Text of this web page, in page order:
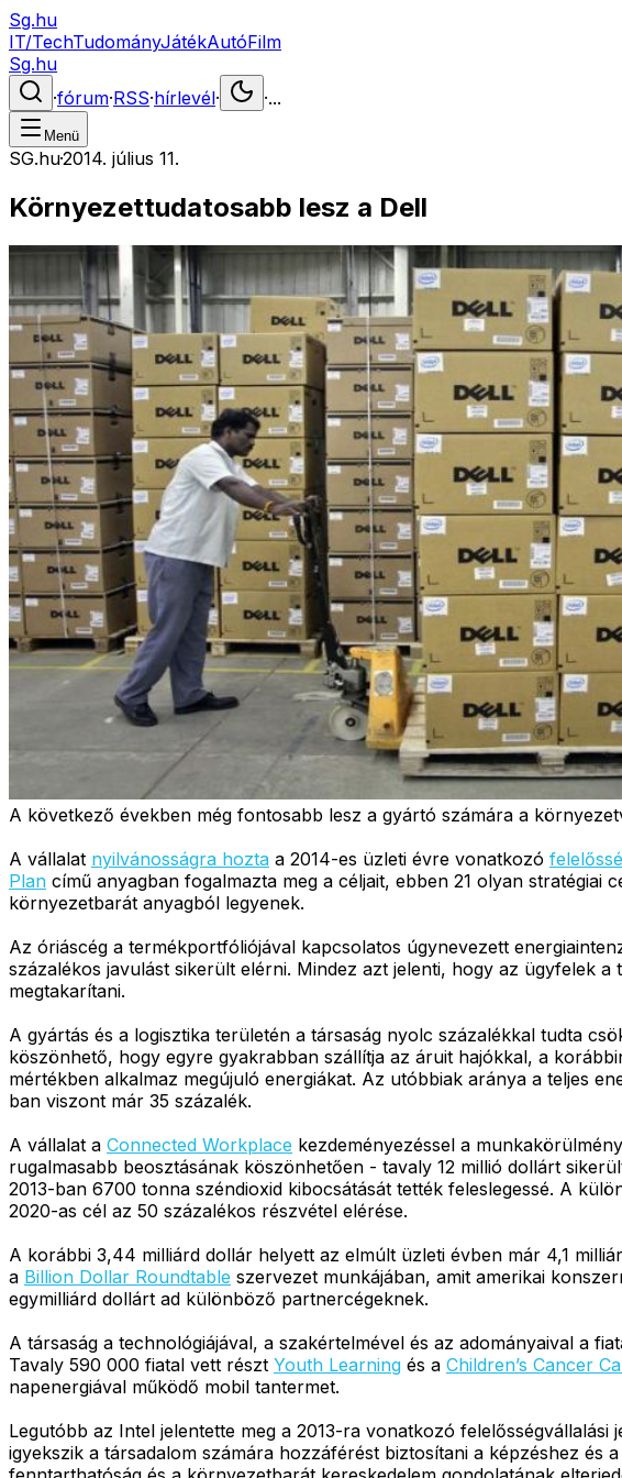
Sg.hu
IT/TechTudományJátékAutóFilm
Sg.hu
·fórum·RSS·hírlevél· ·...
Menü
SG.hu·2014. július 11.
Környezettudatosabb lesz a Dell
A következő években még fontosabb lesz a gyártó számára a
A vállalat nyilvánosságra hozta a 2014-es üzleti évre vonatkozó
Plan című anyagban fogalmazta meg a céljait, ebben 21 olyan
környezetbarát anyagból legyenek.
Az óriáscég a termékportfóliójával kapcsolatos úgynevezett
százalékos javulást sikerült elérni. Mindez azt jelenti, hogy az ügyfelek
megtakarítani.
A gyártás és a logisztika területén a társaság nyolc százalékkal tudta
köszönhető, hogy egyre gyakrabban szállítja az áruit hajókkal, a
mértékben alkalmaz megújuló energiákat. Az utóbbiak aránya a teljes
ban viszont már 35 százalék.
A vállalat a Connected Workplace kezdeményezéssel a
rugalmasabb beosztásának köszönhetően - tavaly 12 millió dollárt
2013-ban 6700 tonna széndioxid kibocsátását tették feleslegessé. A
2020-as cél az 50 százalékos részvétel elérése.
A korábbi 3,44 milliárd dollár helyett az elmúlt üzleti évben már 4,1
a Billion Dollar Roundtable szervezet munkájában, amit amerikai
egymilliárd dollárt ad különböző partnercégeknek.
A társaság a technológiájával, a szakértelmével és az adományaival a
Tavaly 590 000 fiatal vett részt Youth Learning és a Children’s Cancer
napenergiával működő mobil tantermet.
Legutóbb az Intel jelentette meg a 2013-ra vonatkozó felelősségvállalási
igyekszik a társadalom számára hozzáférést biztosítani a képzéshez és